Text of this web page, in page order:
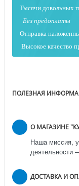
Тысячи довольных
Без предоплаты
Отправка
Высокое качество
ПОЛЕЗНАЯ
О МАГАЗИНЕ
Наша миссия,
деятельности
ДОСТАВКА И